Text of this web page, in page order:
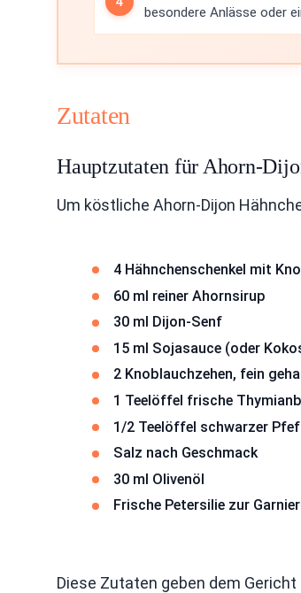
besondere Anlässe oder
Zutaten
Hauptzutaten für Ahorn-
Um köstliche Ahorn-Dijon
4 Hähnchenschenkel mit
60 ml reiner Ahornsirup
30 ml Dijon-Senf
15 ml Sojasauce (oder
2 Knoblauchzehen, fein
1 Teelöffel frische
1/2 Teelöffel schwarzer
Salz nach Geschmack
30 ml Olivenöl
Frische Petersilie zur
Diese Zutaten geben dem